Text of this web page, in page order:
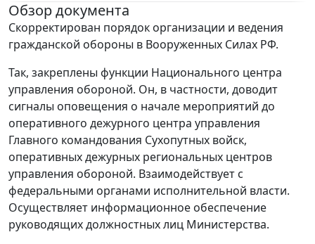
Обзор документа
Скорректирован порядок организации и ведения
гражданской обороны в Вооруженных Силах РФ.
Так, закреплены функции Национального центра
управления обороной. Он, в частности, доводит
сигналы оповещения о начале мероприятий до
оперативного дежурного центра управления
Главного командования Сухопутных войск,
оперативных дежурных региональных центров
управления обороной. Взаимодействует с
федеральными органами исполнительной власти.
Осуществляет информационное обеспечение
руководящих должностных лиц Министерства.